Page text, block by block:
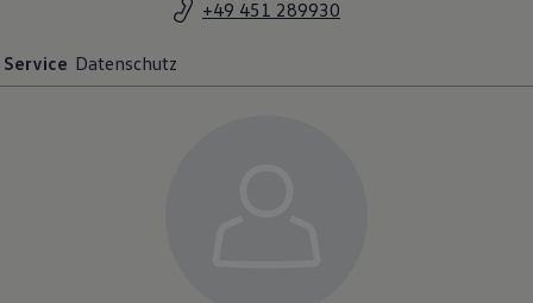
+49 451 289930
Service Datenschutz